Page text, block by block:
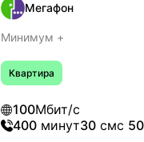
Мегафон
Минимум +
Квартира
100Мбит/с
400 минут30 смс 50